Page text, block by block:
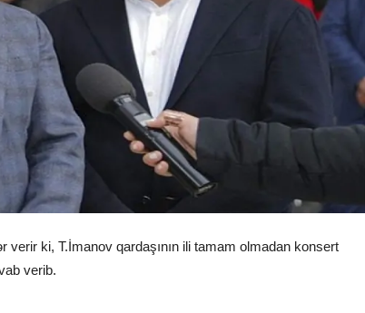
verir ki, T.İmanov qardaşının ili tamam olmadan konsert
verib.